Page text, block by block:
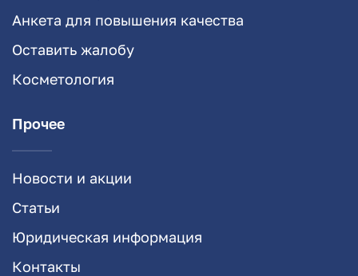
Анкета для повышения качества
Оставить жалобу
Косметология
Прочее
Новости и акции
Статьи
Юридическая информация
Контакты